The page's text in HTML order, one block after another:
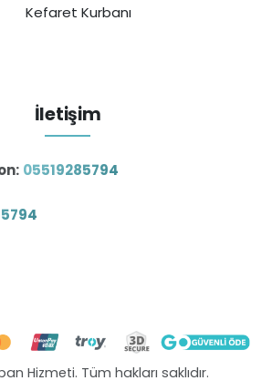
Kefaret Kurbanı
İletişim
05519285794
Hizmeti. Tüm hakları saklıdır.